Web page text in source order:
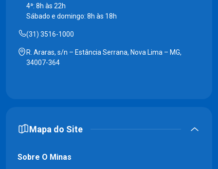
4ª: 8h às 22h
Sábado e domingo: 8h às 18h
(31) 3516-1000
R. Araras, s/n – Estância Serrana, Nova Lima – MG,
34007-364
Mapa do Site
Sobre O Minas